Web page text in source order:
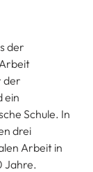
der
der
ein
Schule. In
drei
Arbeit in
Jahre.